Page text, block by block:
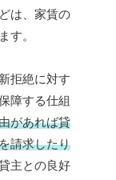
は、家賃の
す。
拒絶に対す
障する仕組
があれば貸
請求したり
主との良好